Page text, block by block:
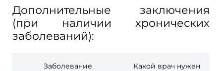
Дополнительные заключения
(при наличии хронических
заболеваний):
Заболевание Какой врач нужен